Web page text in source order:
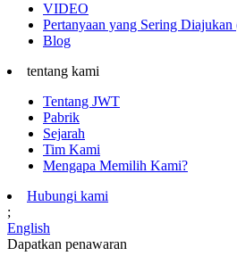
VIDEO
Pertanyaan yang Sering
Blog
tentang kami
Tentang JWT
Pabrik
Sejarah
Tim Kami
Mengapa Memilih Kami?
Hubungi kami
;
English
Dapatkan penawaran